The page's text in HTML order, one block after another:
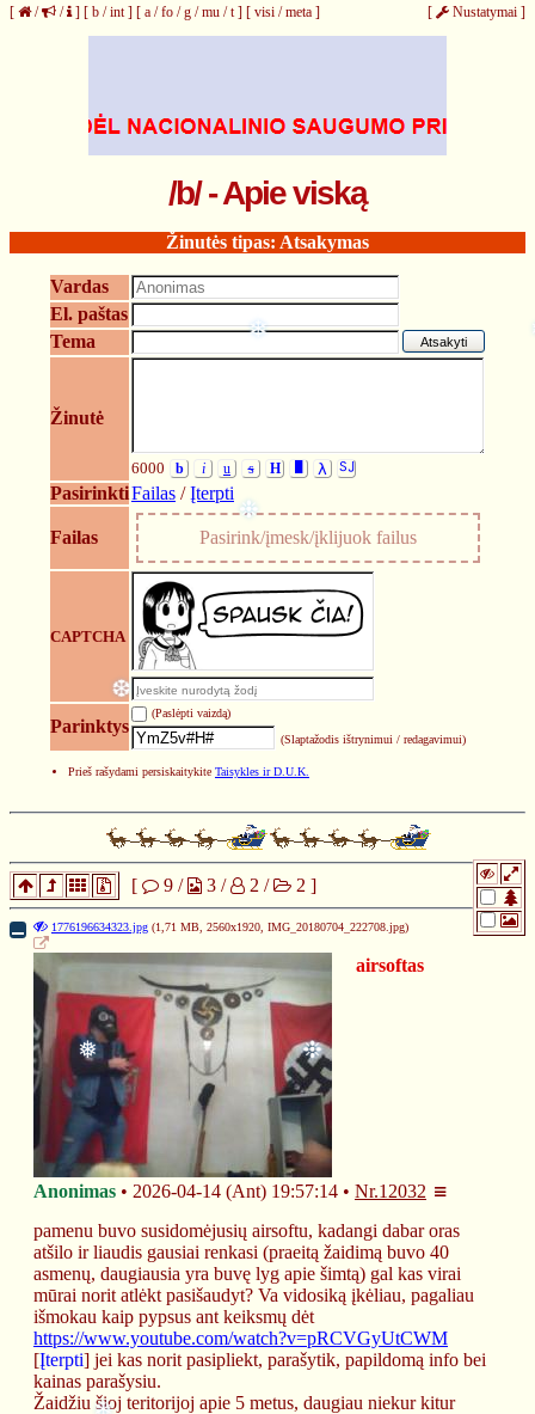
[ / / ] [ b /int] [ a /fo /g /mu /t] [ visi /meta ] [ Nustatymai ]
/b/ - Apie viską
Žinutės tipas: Atsakymas
Vardas
El. paštas
Tema
Žinutė
6000 b i u s H λ SJ
PasirinktiFailas /Įterpti
Failas Pasirink/įmesk/įklijuok failus
CAPTCHA
Parinktys
(Paslėpti vaizdą)
(Slaptažodis ištrynimui / redagavimui)
Prieš rašydami persiskaitykite Taisykles ir D.U.K.
❆
❉
❅
❉
[ 9 / 3 / 2 / 2 ]
1776196634323.jpg (1,71 MB, 2560x1920, IMG_20180704_222708.jpg)
airsoftas
Anonimas 2026-04-14 (Ant) 19:57:14 Nr.12032
pamenu buvo susidomėjusių airsoftu, kadangi dabar oras
atšilo ir liaudis gausiai renkasi (praeitą žaidimą buvo 40
asmenų, daugiausia yra buvę lyg apie šimtą) gal kas virai
mūrai norit atlėkt pasišaudyt? Va vidosiką įkėliau, pagaliau
https://www.youtube.com/watch?v=pRCVGyUtCWM
[Įterpti] jei kas norit pasipliekt, parašytik, papildomą info bei
kainas parašysiu.
Žaidžiu šioj teritorijoj apie 5 metus, daugiau niekur kitur